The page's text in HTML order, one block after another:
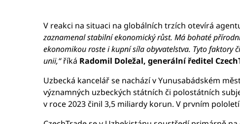
V reakci na situaci na globálních trzích otevírá
zaznamenal stabilní ekonomický růst. Má bohaté
ekonomikou roste i kupní síla obyvatelstva. Tyto faktory
unii,“říká Radomil Doležal, generální ředitel
Uzbecká kancelář se nachází v Yunusabádském
významných uzbeckých státních či polostátních
v roce 2023 činil 3,5 miliardy korun. V prvním